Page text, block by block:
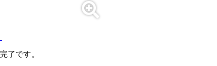
完了です。